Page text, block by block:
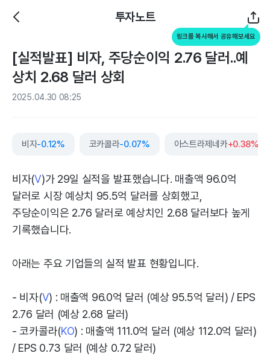
투자노트
링크를 복사해서 공유해보세요
[실적발표] 비자, 주당순이익 2.76 달러..예
상치 2.68 달러 상회
2025.04.30 08:25
비자-0.12% 코카콜라-0.07% 아스트라제네카+0.38%
비자(V)가 29일 실적을 발표했습니다. 매출액 96.0억
달러로 시장 예상치 95.5억 달러를 상회했고,
주당순이익은 2.76 달러로 예상치인 2.68 달러보다 높게
기록했습니다.
아래는 주요 기업들의 실적 발표 현황입니다.
- 비자(V) : 매출액 96.0억 달러 (예상 95.5억 달러) / EPS
2.76 달러 (예상 2.68 달러)
- 코카콜라(KO) : 매출액 111.0억 달러 (예상 112.0억 달러)
/ EPS 0.73 달러 (예상 0.72 달러)